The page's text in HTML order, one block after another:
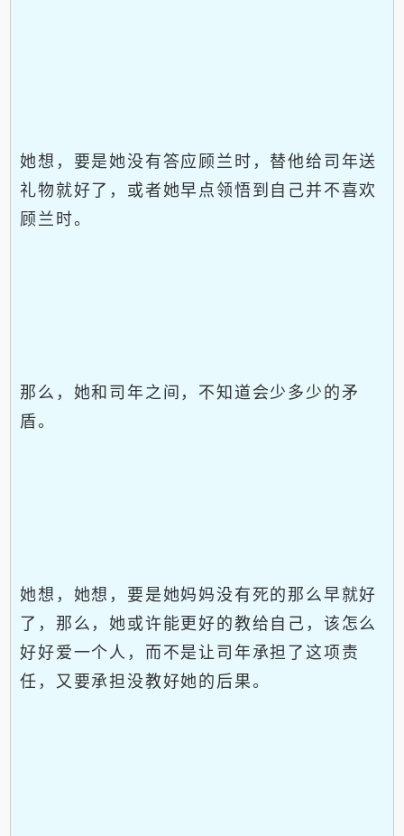
她想，要是她没有答应顾兰时，替他给司年送
礼物就好了，或者她早点领悟到自己并不喜欢
顾兰时。
那么，她和司年之间，不知道会少多少的矛
盾。
她想，她想，要是她妈妈没有死的那么早就好
了，那么，她或许能更好的教给自己，该怎么
好好爱一个人，而不是让司年承担了这项责
任，又要承担没教好她的后果。